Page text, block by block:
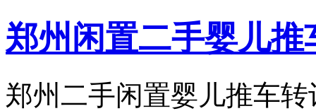
郑州闲置二手婴儿推
郑州二手闲置婴儿推车